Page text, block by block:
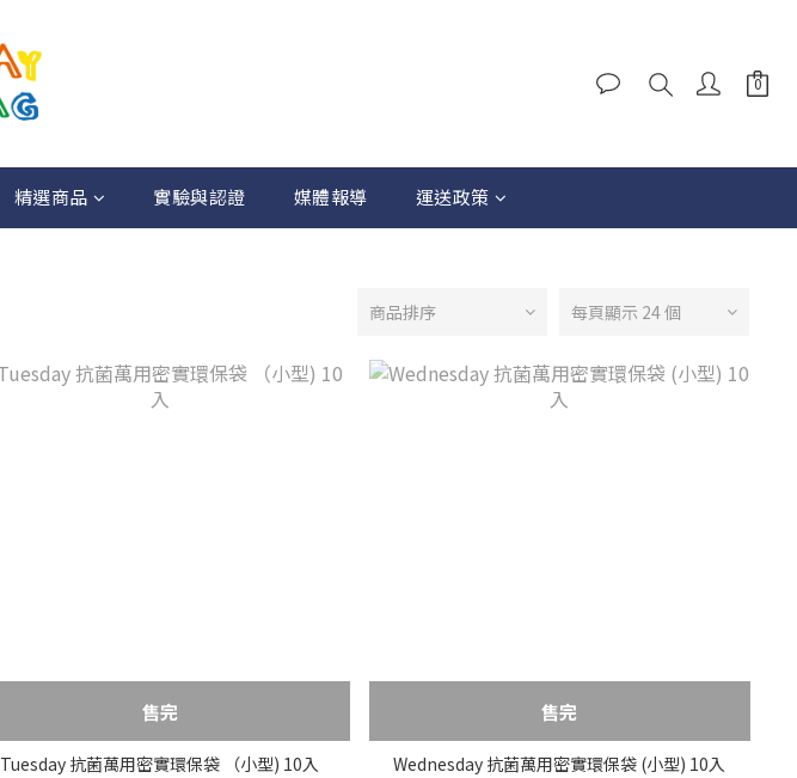
精選商品 實驗與認證 媒體報導 運送政策
商品排序 每頁顯示 24 個
售完
Tuesday 抗菌萬用密實環保袋 （小型) 10入
售完
Wednesday 抗菌萬用密實環保袋 (小型) 10入